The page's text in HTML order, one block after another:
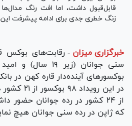
قابل‌قبول داشت، اما افت رنگ
زنگ خطری جدی برای ادامه پیشرفت
خبرگزاری میزان - رقابت‌های بوکس
بوکسور‌های آینده‌دار قاره کهن در
از ۲۴ کشور در رده جوانان حضور
که ژاپن در رده سنی جوانان هیچ